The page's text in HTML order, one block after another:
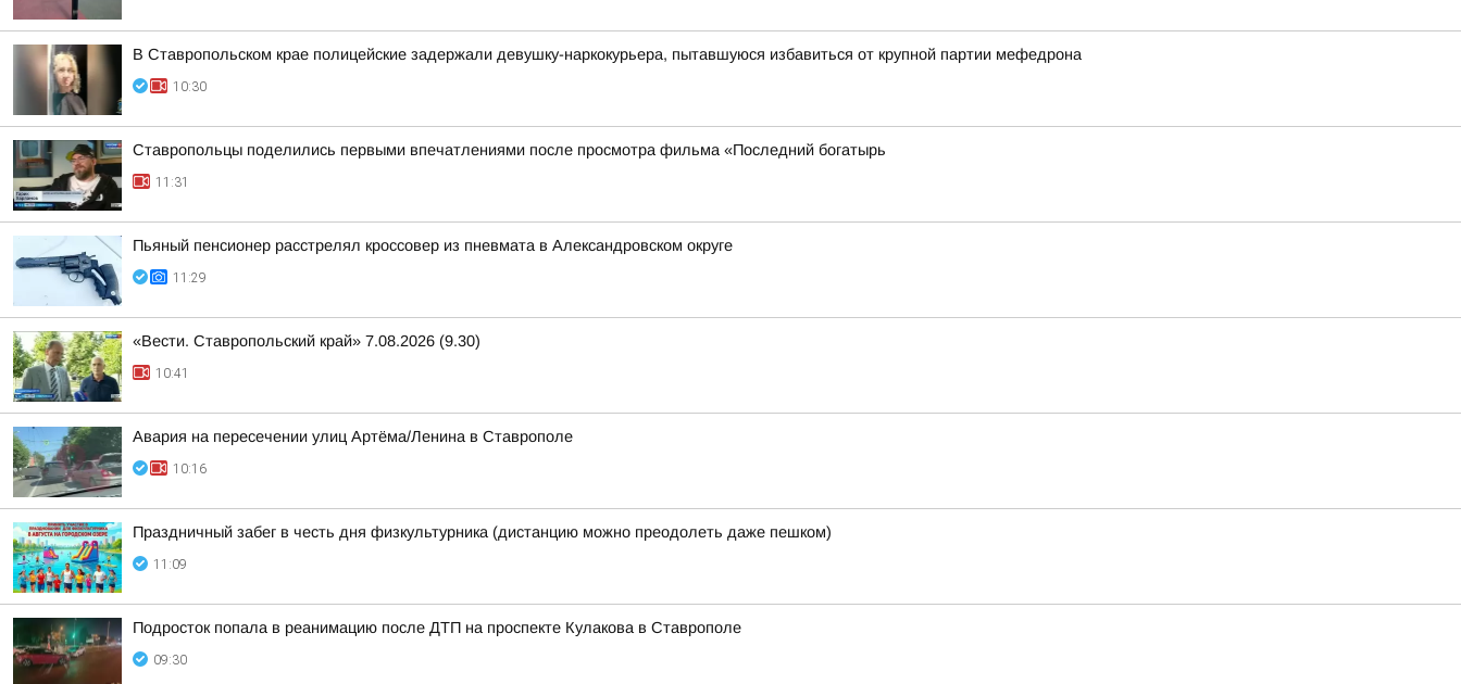
В Ставропольском крае полицейские задержали девушку-наркокурьера, пытавшуюся избавиться от крупной партии мефедрона
10:30
Ставропольцы поделились первыми впечатлениями после просмотра фильма «Последний богатырь
11:31
Пьяный пенсионер расстрелял кроссовер из пневмата в Александровском округе
11:29
«Вести. Ставропольский край» 7.08.2026 (9.30)
10:41
Авария на пересечении улиц Артёма/Ленина в Ставрополе
10:16
Праздничный забег в честь дня физкультурника (дистанцию можно преодолеть даже пешком)
11:09
Подросток попала в реанимацию после ДТП на проспекте Кулакова в Ставрополе
09:30